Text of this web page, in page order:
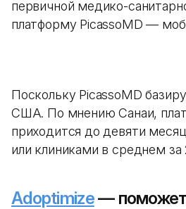
первичной медико-
платформу PicassoMD —
Поскольку PicassoMD
США. По мнению Санаи,
приходится до девяти
или клиниками в среднем за
Adoptimize— поможет